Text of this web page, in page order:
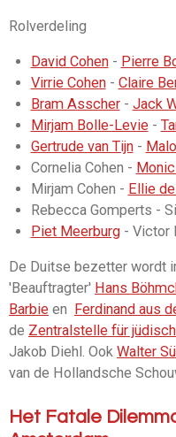
Rolverdeling
David Cohen- Pierre
Virrie Cohen- Claire
Bram Asscher- Jack
Mirjam Bolle-Levie-
Gertrude van Tijn-
Cornelia Cohen -
Mirjam Cohen - Ellie
Rebecca Gomperts -
Piet Meerburg- Victor
De Duitse bezetter wordt
'Beauftragter' Hans
Barbie en Ferdinand aus
de Zentralstelle für
Jakob Diehl. Ook Walter
van de Hollandsche
Het Fatale